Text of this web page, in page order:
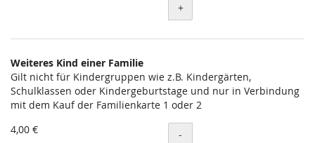
+
Weiteres Kind einer Familie
Gilt nicht für Kindergruppen wie z.B. Kindergärten,
Schulklassen oder Kindergeburtstage und nur in Verbindung
mit dem Kauf der Familienkarte 1 oder 2
4,00 €
Menge
-